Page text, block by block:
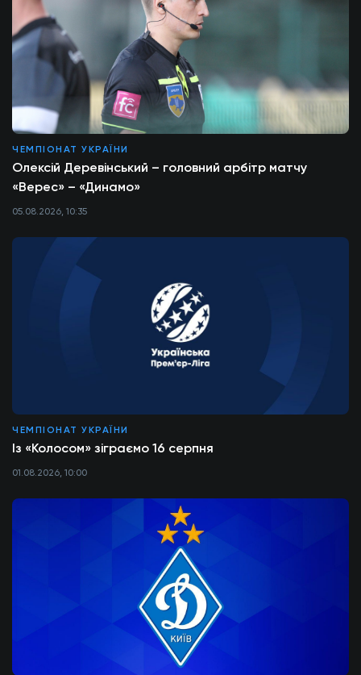
ЧЕМПІОНАТ УКРАЇНИ
Олексій Деревінський – головний арбітр матчу
«Верес» – «Динамо»
05.08.2026, 10:35
ЧЕМПІОНАТ УКРАЇНИ
Із «Колосом» зіграємо 16 серпня
01.08.2026, 10:00